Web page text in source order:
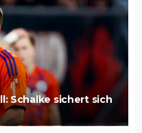
Schalke sichert sich